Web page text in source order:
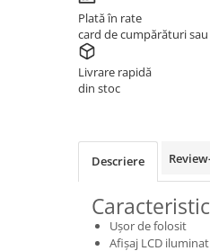
AUTOMATIZARI
VENTILATIE CU RECUPERARE DE
BOILERE CU POMPA DE CALDURA
CALCULATOR PARDOSEALĂ
CERE OFERTĂ
Plată în rate
card de cumpărături sau
Livrare rapidă
din stoc
Descriere
Ușor de folosit
Afișaj LCD iluminat